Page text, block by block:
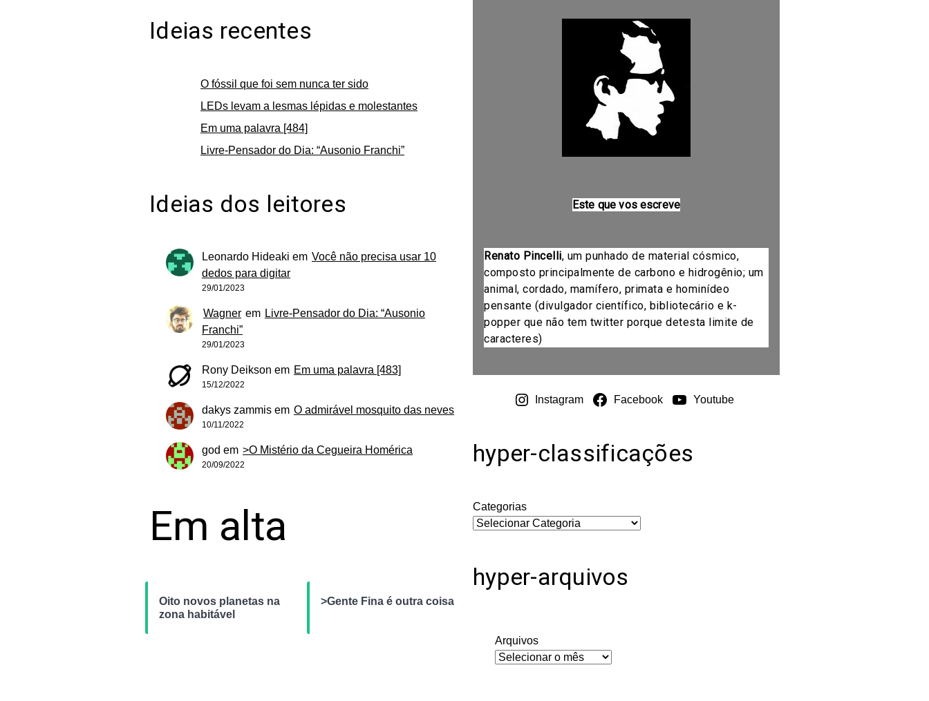
Ideias recentes
O fóssil que foi sem nunca ter sido
LEDs levam a lesmas lépidas e molestantes
Em uma palavra [484]
Livre-Pensador do Dia: “Ausonio Franchi”
Ideias dos leitores
Leonardo Hideaki em Você não precisa usar 10
dedos para digitar
29/01/2023
Wagner em Livre-Pensador do Dia: “Ausonio
Franchi”
29/01/2023
Rony Deikson em Em uma palavra [483]
15/12/2022
dakys zammis em O admirável mosquito das neves
10/11/2022
god em >O Mistério da Cegueira Homérica
20/09/2022
Em alta
Oito novos planetas na
zona habitável
>Gente Fina é outra coisa
Este que vos escreve
Renato Pincelli, um punhado de material cósmico,
composto principalmente de carbono e hidrogênio; um
animal, cordado, mamífero, primata e hominídeo
pensante (divulgador científico, bibliotecário e k-
popper que não tem twitter porque detesta limite de
caracteres)
Instagram Facebook Youtube
hyper-classificações
Categorias
hyper-arquivos
Arquivos